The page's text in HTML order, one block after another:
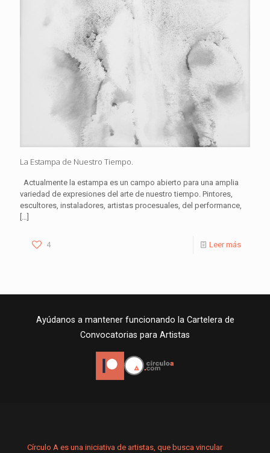
La Estampa de Nuestro Tiempo.
Actualmente la estampa es un campo abierto para una amplia
variedad de expresiones del arte de nuestro tiempo. Pintores,
escultores, instaladores, artistas procesuales, del performance,
[…]
4 Leer más
Ayúdanos a mantener funcionando la Cartelera de
Convocatorias para Artistas
Círculo A es una iniciativa de artistas, que busca vincular